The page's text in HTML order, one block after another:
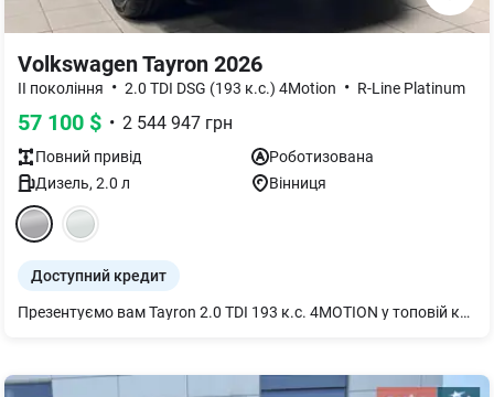
Volkswagen Tayron 2026
II покоління • 2.0 TDI DSG (193 к.с.) 4Motion • R-Line Platinum
57 100 $ • 2 544 947 грн
Повний привід
Роботизована
Дизель, 2.0 л Вінниця
Доступний кредит
Презентуємо вам Tayron 2.0 TDI 193 к.с. 4MOTION у топовій комплектації — потужний, динамічний та напрочуд технологічний кросовер, створений для тих, хто цінує комфорт і драйв. Доставка у ваше місто Дистанційне придбання Допомога з фінансовим моніторингом Фінансування: кредит, лізинг Програма Trade-in – обмін на ваш автомобіль ПДВ • Спортивний екстер’єр з агресивними бамперами та розширеними накладками • Панорамний зсувний дах • 19-дюймові легкосплавні диски Coventry в чорному кольорі • Електропривід багажника з функцією «вільні руки» • Шкіряний салон Varenna з передніми сидіннями ergoActive Plus, шкіра із перфорацією. Передні сидіння із 14-позиційним регулюванням, пам`ттю, активною кліматизацією та масажем із 14-позиційним ел-нням, пам`яттю, активною клім-зацією та мас-ем • Цифрова панель приладів Digital Cockpit Pro • Навігаційна система "Discover ": 12.9" дюймовий кольоровий сенсорний дисплей; • Камера 360 • Скло триплекс • Лобове скло з бездротовим обігрівом • "Keyless Access" • Асистент зміни смуги руху "Side Assist"